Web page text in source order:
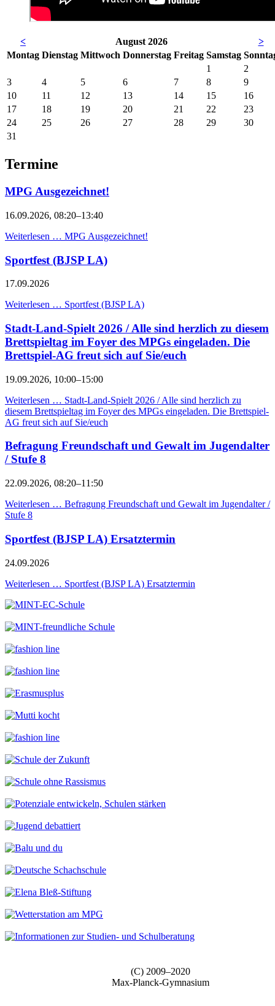
< August 2026
>
Montag Dienstag Mittwoch Donnerstag Freitag Samstag So
1
2
3
4 5 6 7 8
9
10
11 12 13 14 15
16
17
18 19 20 21 22
23
24
25 26 27 28 29
30
31
Termine
MPG Ausgezeichnet!
16.09.2026, 08:20–13:40
Weiterlesen … MPG Ausgezeichnet!
Sportfest (BJSP LA)
17.09.2026
Weiterlesen … Sportfest (BJSP LA)
Stadt-Land-Spielt 2026 / Alle sind herzlich zu diesem
Brettspieltag im Foyer des MPGs eingeladen. Die
Brettspiel-AG freut sich auf Sie/euch
19.09.2026, 10:00–15:00
Weiterlesen … Stadt-Land-Spielt 2026 / Alle sind herzlich zu
diesem Brettspieltag im Foyer des MPGs eingeladen. Die Brettspiel-
AG freut sich auf Sie/euch
Befragung Freundschaft und Gewalt im Jugendalter
/ Stufe 8
22.09.2026, 08:20–11:50
Weiterlesen … Befragung Freundschaft und Gewalt im Jugendalter /
Stufe 8
Sportfest (BJSP LA) Ersatztermin
24.09.2026
Weiterlesen … Sportfest (BJSP LA) Ersatztermin
(C) 2009–2020
Max-Planck-Gymnasium